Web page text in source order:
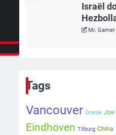
Israël
oorlog,
Mr. Gamer
6
onrust’
1
Tags
Vancouver Oranje Joe
Eindhoven Tilburg China